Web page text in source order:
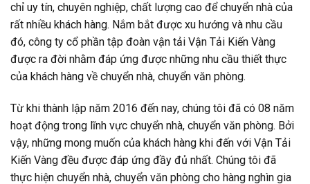
chỉ uy tín, chuyên nghiệp, chất lượng cao để chuyển nhà của
rất nhiều khách hàng. Nắm bắt được xu hướng và nhu cầu
đó, công ty cổ phần tập đoàn vận tải Vận Tải Kiến Vàng
được ra đời nhằm đáp ứng được những nhu cầu thiết thực
của khách hàng về chuyển nhà, chuyển văn phòng.
Từ khi thành lập năm 2016 đến nay, chúng tôi đã có 08 năm
hoạt động trong lĩnh vực chuyển nhà, chuyển văn phòng. Bởi
vậy, những mong muốn của khách hàng khi đến với Vận Tải
Kiến Vàng đều được đáp ứng đầy đủ nhất. Chúng tôi đã
thực hiện chuyển nhà, chuyển văn phòng cho hàng nghìn gia